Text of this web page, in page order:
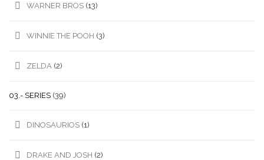
WARNER BROS (13)
WINNIE THE POOH (3)
ZELDA (2)
03.- SERIES (39)
DINOSAURIOS (1)
DRAKE AND JOSH (2)